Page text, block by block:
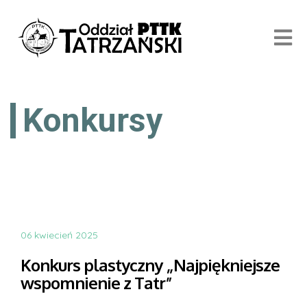
Konkursy
06 kwiecień 2025
Konkurs plastyczny „Najpiękniejsze
wspomnienie z Tatr”